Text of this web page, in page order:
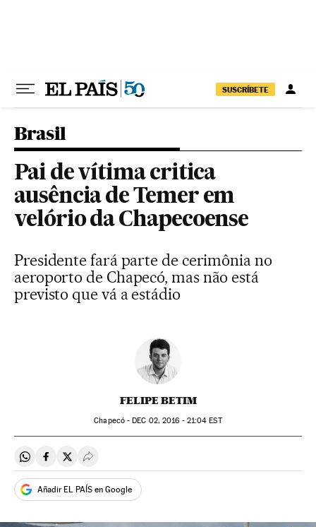
SUSCRÍBETE
Brasil
Pai de vítima critica
ausência de Temer em
velório da Chapecoense
Presidente fará parte de cerimônia no
aeroporto de Chapecó, mas não está
previsto que vá a estádio
FELIPE BETIM
Chapecó -DEC 02, 2016 - 21:04 EST
Compartir en Whatsapp
Compartir en Facebook
Compartir en Twitter
Desplegar Redes Sociales
Añadir EL PAÍS en Google